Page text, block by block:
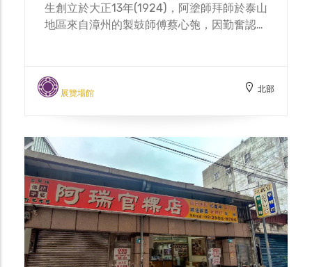
生創立於大正13年(1924)，阿塗師拜師於泰山
地區來自漳州的製鼓師傅蔡心匏，因勤奮認真
於佛經「佛響仁和，棄散惡塵」，相信本著虔
敬製鼓，鼓聲不息，文化必有傳。北臺灣許多
塗師之子，在自小耳濡目染之下，不斷精進製
鼓技法，終於獲得「台灣製鼓王」的榮銜。王
錫坤師傅為了感念父親對於傳統文化的傳承精
神，成立了「响仁和鼓文物館」，館內收藏了
許多古今大小不同種類的名鼓，也有精美漆藝
鼓身作品，也有棉紙撕畫的鼓身畫作。 目前
鼓業已傳承至第三代王凱正師傅，歷經百年的
「响仁和鼓廠」不但成為新莊的重要招牌，也
展覽場館 北部